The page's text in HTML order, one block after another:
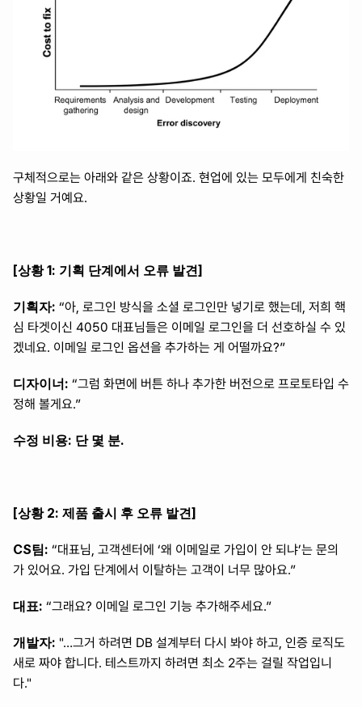
구체적으로는 아래와 같은 상황이죠. 현업에 있는 모두에게 친숙한
상황일 거예요.
[상황 1: 기획 단계에서 오류 발견]
기획자: “아, 로그인 방식을 소셜 로그인만 넣기로 했는데, 저희 핵
심 타겟이신 4050 대표님들은 이메일 로그인을 더 선호하실 수 있
겠네요. 이메일 로그인 옵션을 추가하는 게 어떨까요?”
디자이너: “그럼 화면에 버튼 하나 추가한 버전으로 프로토타입 수
정해 볼게요.”
수정 비용: 단 몇 분.
[상황 2: 제품 출시 후 오류 발견]
CS팀: “대표님, 고객센터에 ‘왜 이메일로 가입이 안 되냐’는 문의
가 있어요. 가입 단계에서 이탈하는 고객이 너무 많아요.”
대표: “그래요? 이메일 로그인 기능 추가해주세요.”
개발자: "…그거 하려면 DB 설계부터 다시 봐야 하고, 인증 로직도
새로 짜야 합니다. 테스트까지 하려면 최소 2주는 걸릴 작업입니
다."